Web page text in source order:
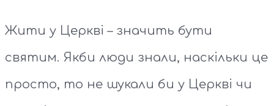
Жити у Церкві – значить бути
святим. Якби люди знали, наскільки це
просто, то не шукали би у Церкві чи